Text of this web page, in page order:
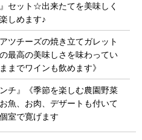
セット☆出来たてを美味しく
しめます♪
ツチーズの焼き立てガレット
最高の美味しさを味わってい
までワインも飲めます》
チ』《季節を楽しむ農園野菜
魚、お肉、デザートも付いて
室で寛げます